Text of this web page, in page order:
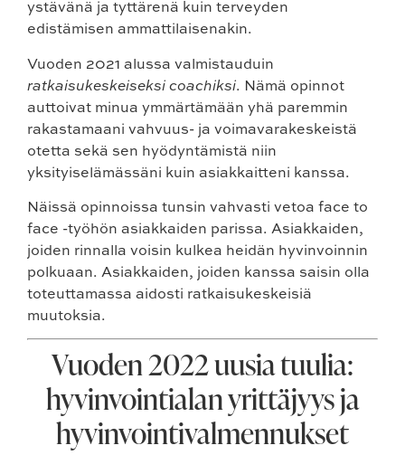
ystävänä ja tyttärenä kuin terveyden
edistämisen ammattilaisenakin.
Vuoden 2021 alussa valmistauduin
ratkaisukeskeiseksi coachiksi. Nämä opinnot
auttoivat minua ymmärtämään yhä paremmin
rakastamaani vahvuus- ja voimavarakeskeistä
otetta sekä sen hyödyntämistä niin
yksityiselämässäni kuin asiakkaitteni kanssa.
Näissä opinnoissa tunsin vahvasti vetoa face to
face -työhön asiakkaiden parissa. Asiakkaiden,
joiden rinnalla voisin kulkea heidän hyvinvoinnin
polkuaan. Asiakkaiden, joiden kanssa saisin olla
toteuttamassa aidosti ratkaisukeskeisiä
muutoksia.
Vuoden 2022 uusia tuulia:
hyvinvointialan yrittäjyys ja
hyvinvointivalmennukset